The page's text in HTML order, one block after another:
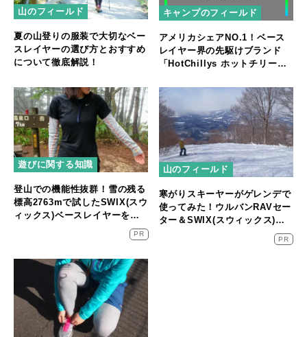
山のフィールド
夏の山登りの服装で大切なベー
スレイヤーの選び方とおすすめ
について徹底解説！
キャンプのフィールド
アメリカシェアNO.1！ベース
レイヤー界の先駆けブランド
「HotChillys ホットチリー
遊びに関する知識
登山での機能性抜群！雪の残る
標高2763mで試したSWIX(スウ
ィックス)ベースレイヤーをレ
PR
山のフィールド
寒がりスキーヤーがゲレンデで
使ってみた！ウルバンRAVセー
ター＆SWIX(スウィックス)ベ
PR